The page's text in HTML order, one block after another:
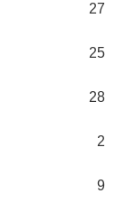
27
25
28
2
9